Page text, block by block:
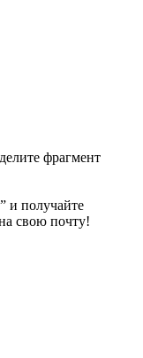
фрагмент
и получайте
свою почту!